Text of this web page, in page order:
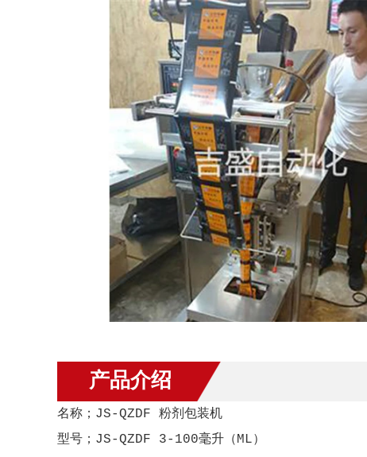
产品介绍
名称；JS-QZDF 粉剂包装机
型号；JS-QZDF 3-100毫升（ML）